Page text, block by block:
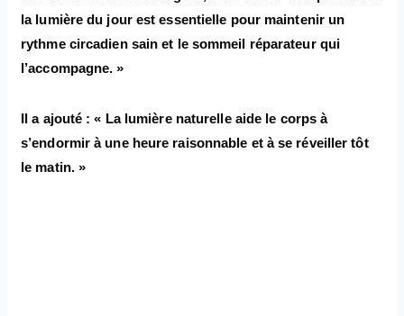
la lumière du jour est essentielle pour maintenir un
rythme circadien sain et le sommeil réparateur qui
l’accompagne. »
Il a ajouté : « La lumière naturelle aide le corps à
s’endormir à une heure raisonnable et à se réveiller tôt
le matin. »